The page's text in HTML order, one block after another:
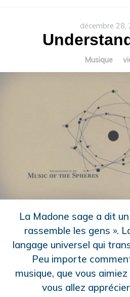
décembre 28,
Musique
La Madone sage a dit
rassemble les gens ».
langage universel qui
Peu importe
musique, que vous
vous allez